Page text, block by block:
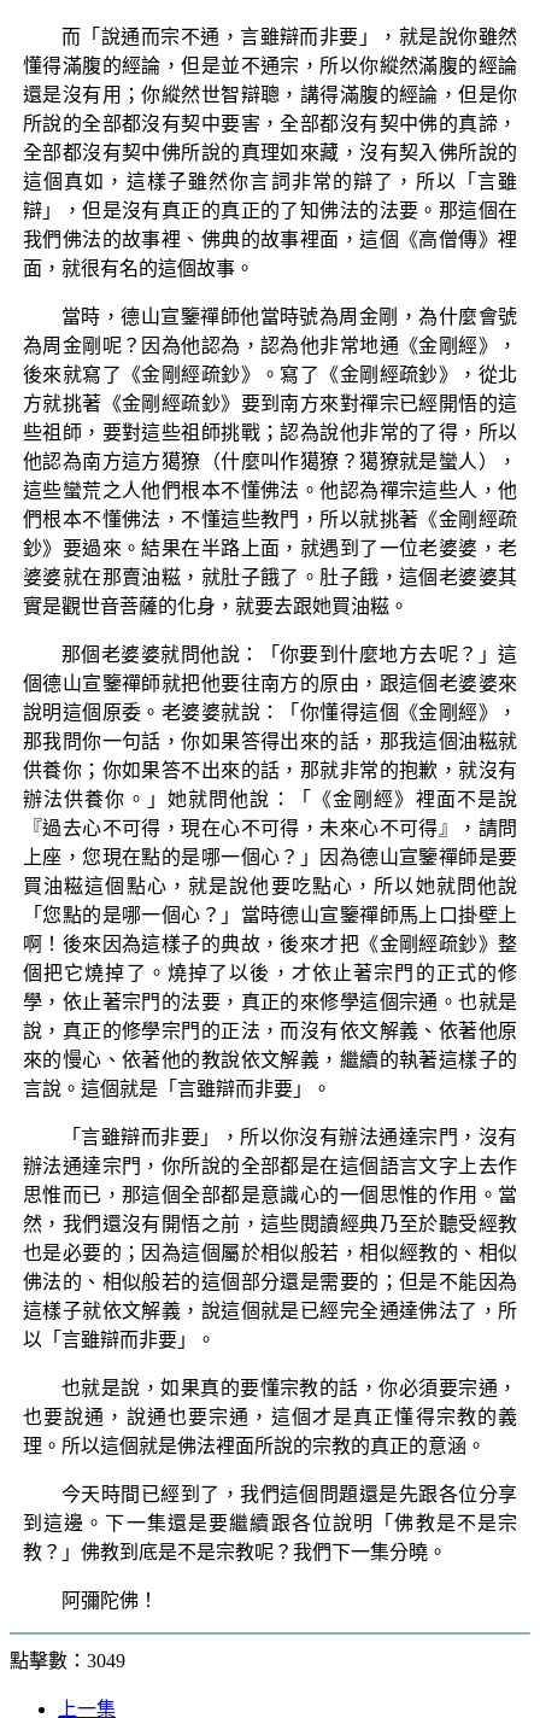
而「說通而宗不通，言雖辯而非要」，就是說你雖然
懂得滿腹的經論，但是並不通宗，所以你縱然滿腹的經論
還是沒有用；你縱然世智辯聰，講得滿腹的經論，但是你
所說的全部都沒有契中要害，全部都沒有契中佛的真諦，
全部都沒有契中佛所說的真理如來藏，沒有契入佛所說的
這個真如，這樣子雖然你言詞非常的辯了，所以「言雖
辯」，但是沒有真正的真正的了知佛法的法要。那這個在
我們佛法的故事裡、佛典的故事裡面，這個《高僧傳》裡
面，就很有名的這個故事。
當時，德山宣鑒禪師他當時號為周金剛，為什麼會號
為周金剛呢？因為他認為，認為他非常地通《金剛經》，
後來就寫了《金剛經疏鈔》。寫了《金剛經疏鈔》，從北
方就挑著《金剛經疏鈔》要到南方來對禪宗已經開悟的這
些祖師，要對這些祖師挑戰；認為說他非常的了得，所以
他認為南方這方獦獠（什麼叫作獦獠？獦獠就是蠻人），
這些蠻荒之人他們根本不懂佛法。他認為禪宗這些人，他
們根本不懂佛法，不懂這些教門，所以就挑著《金剛經疏
鈔》要過來。結果在半路上面，就遇到了一位老婆婆，老
婆婆就在那賣油糍，就肚子餓了。肚子餓，這個老婆婆其
實是觀世音菩薩的化身，就要去跟她買油糍。
那個老婆婆就問他說：「你要到什麼地方去呢？」這
個德山宣鑒禪師就把他要往南方的原由，跟這個老婆婆來
說明這個原委。老婆婆就說：「你懂得這個《金剛經》，
那我問你一句話，你如果答得出來的話，那我這個油糍就
供養你；你如果答不出來的話，那就非常的抱歉，就沒有
辦法供養你。」她就問他說：「《金剛經》裡面不是說
『過去心不可得，現在心不可得，未來心不可得』，請問
上座，您現在點的是哪一個心？」因為德山宣鑒禪師是要
買油糍這個點心，就是說他要吃點心，所以她就問他說
「您點的是哪一個心？」當時德山宣鑒禪師馬上口掛壁上
啊！後來因為這樣子的典故，後來才把《金剛經疏鈔》整
個把它燒掉了。燒掉了以後，才依止著宗門的正式的修
學，依止著宗門的法要，真正的來修學這個宗通。也就是
說，真正的修學宗門的正法，而沒有依文解義、依著他原
來的慢心、依著他的教說依文解義，繼續的執著這樣子的
言說。這個就是「言雖辯而非要」。
「言雖辯而非要」，所以你沒有辦法通達宗門，沒有
辦法通達宗門，你所說的全部都是在這個語言文字上去作
思惟而已，那這個全部都是意識心的一個思惟的作用。當
然，我們還沒有開悟之前，這些閱讀經典乃至於聽受經教
也是必要的；因為這個屬於相似般若，相似經教的、相似
佛法的、相似般若的這個部分還是需要的；但是不能因為
這樣子就依文解義，說這個就是已經完全通達佛法了，所
以「言雖辯而非要」。
也就是說，如果真的要懂宗教的話，你必須要宗通，
也要說通，說通也要宗通，這個才是真正懂得宗教的義
理。所以這個就是佛法裡面所說的宗教的真正的意涵。
今天時間已經到了，我們這個問題還是先跟各位分享
到這邊。下一集還是要繼續跟各位說明「佛教是不是宗
教？」佛教到底是不是宗教呢？我們下一集分曉。
阿彌陀佛！
點擊數：3049
上一集